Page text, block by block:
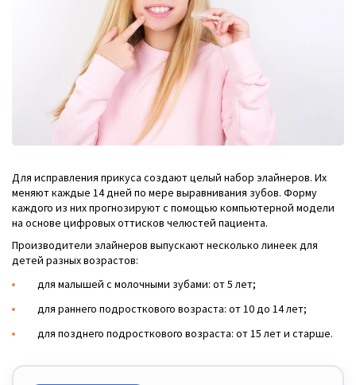
Для исправления прикуса создают целый набор элайнеров. Их
меняют каждые 14 дней по мере выравнивания зубов. Форму
каждого из них прогнозируют с помощью компьютерной модели
на основе цифровых оттисков челюстей пациента.
Производители элайнеров выпускают несколько линеек для
детей разных возрастов:
для малышей с молочными зубами: от 5 лет;
для раннего подросткового возраста: от 10 до 14 лет;
для позднего подросткового возраста: от 15 лет и старше.